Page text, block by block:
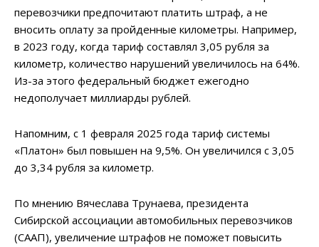
перевозчики предпочитают платить штраф, а не
вносить оплату за пройденные километры. Например,
в 2023 году, когда тариф составлял 3,05 рубля за
километр, количество нарушений увеличилось на 64%.
Из-за этого федеральный бюджет ежегодно
недополучает миллиарды рублей.
Напомним, с 1 февраля 2025 года тариф системы
«Платон» был повышен на 9,5%. Он увеличился с 3,05
до 3,34 рубля за километр.
По мнению Вячеслава Трунаева, президента
Сибирской ассоциации автомобильных перевозчиков
(СААП), увеличение штрафов не поможет повысить